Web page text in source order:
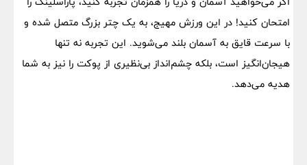
امتحان کنید! در این ورزش مهیج، به یک چتر بزرگ متصل شده و
با سرعت قایق به آسمان بلند می‌شوید. این تجربه نه تنها
هیجان‌انگیز است، بلکه چشم‌انداز بی‌نظیری از پوکت را نیز به شما
هدیه می‌دهد.